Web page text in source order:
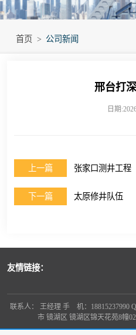
首页 > 公司新闻
邢台打
日期
上一篇 张家口测井工程
下一篇 太原修井队伍
友情链接：
联系人： 王经理 手 机：18815237990
市 镜湖区 镜湖区锦天花苑8幢
岩石井
工程降水井